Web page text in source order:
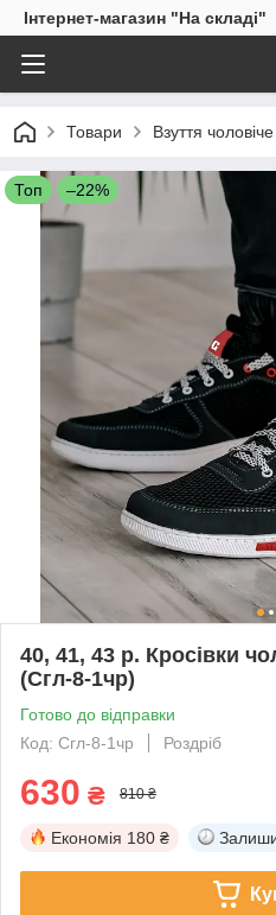
Інтернет-магазин "На складі"
Товари Взуття чоловіче
Топ –22%
40, 41, 43 р. Кросівки
(Сгл-8-1чр)
Готово до відправки
Код: Сгл-8-1чр
Роздріб
630 ₴ 810 ₴
Економія 180 ₴